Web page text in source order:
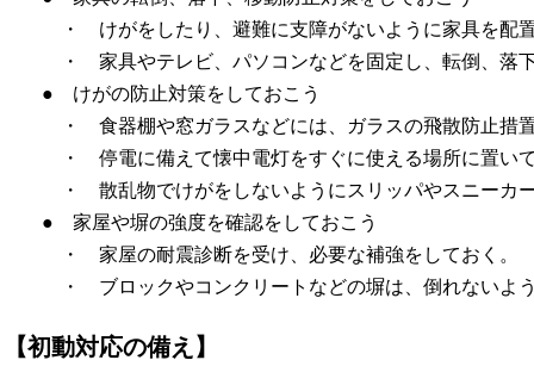
・ けがをしたり、避難に支障がないように家具を配
・ 家具やテレビ、パソコンなどを固定し、転倒、落
● けがの防止対策をしておこう
・ 食器棚や窓ガラスなどには、ガラスの飛散防止措
・ 停電に備えて懐中電灯をすぐに使える場所に置い
・ 散乱物でけがをしないようにスリッパやスニーカ
● 家屋や塀の強度を確認をしておこう
・ 家屋の耐震診断を受け、必要な補強をしておく。
・ ブロックやコンクリートなどの塀は、倒れないよ
【初動対応の備え】